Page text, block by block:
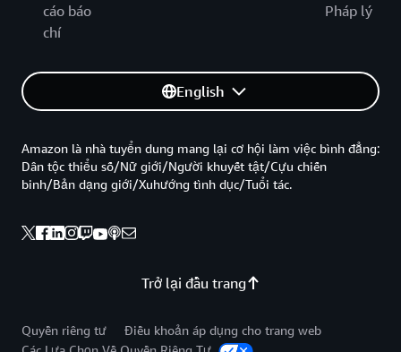
cáo báo
chí
Pháp lý
English
Trở lại đầu trang
Amazon là nhà tuyển dung mang lại cơ hội làm việc bình đẳng:
Dân tộc thiểu số/Nữ giới/Người khuyết tật/Cựu chiến
binh/Bản dạng giới/Xuhướng tình dục/Tuổi tác.
Quyền riêng tư
Điều khoản áp dụng cho trang web